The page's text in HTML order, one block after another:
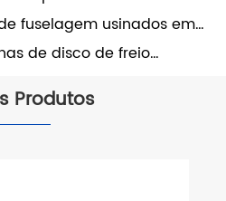
industrial aeroespacial?
turbina eólica em 5 anos?
fuselagem usinados em
a engenharia
de disco de freio
precisão automotiva?
Produtos